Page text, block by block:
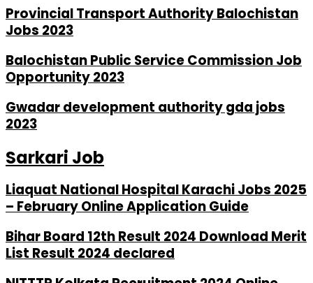
Provincial Transport Authority Balochistan
Jobs 2023
Balochistan Public Service Commission Job
Opportunity 2023
Gwadar development authority gda jobs
2023
Sarkari Job
Liaquat National Hospital Karachi Jobs 2025
– February Online Application Guide
Bihar Board 12th Result 2024 Download Merit
List Result 2024 declared